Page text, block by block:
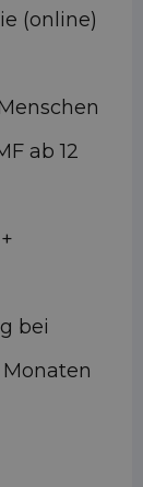
(online)
ab 12
bei